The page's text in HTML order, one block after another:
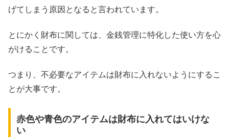
げてしまう原因となると言われています。
とにかく財布に関しては、金銭管理に特化した使い方を心
がけることです。
つまり、不必要なアイテムは財布に入れないようにするこ
とが大事です。
赤色や青色のアイテムは財布に入れてはいけな
い